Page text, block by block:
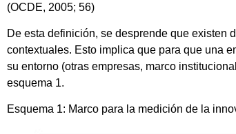
(OCDE, 2005; 56)
De esta definición, se desprende que existen
contextuales. Esto implica que para que una
su entorno (otras empresas, marco
esquema 1.
Esquema 1: Marco para la medición de la